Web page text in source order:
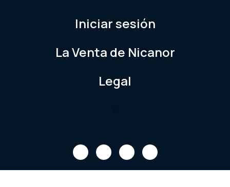
Iniciar sesión
La Venta de Nicanor
Legal